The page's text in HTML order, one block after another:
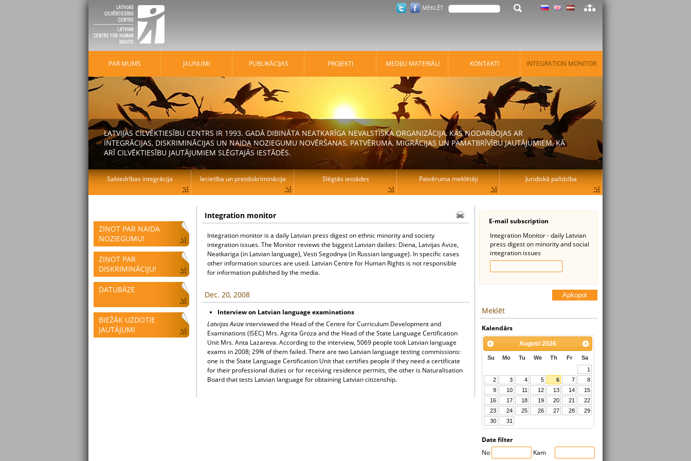
ZIŅOT PAR NAIDA
NOZIEGUMU!
ZIŅOT PAR
DISKRIMINĀCIJU!
DATUBĀZE
BIEŽĀK UZDOTIE
JAUTĀJUMI
Integration monitor
Integration monitor is a daily Latvian press digest on ethnic minority and society
integration issues. The Monitor reviews the biggest Latvian dailies: Diena, Latvijas Avize,
Neatkariga (in Latvian language), Vesti Segodnya (in Russian language). In specific cases
other information sources are used. Latvian Centre for Human Rights is not responsible
for information published by the media.
Dec. 20, 2008
Interview on Latvian language examinations
Latvijas Avize interviewed the Head of the Centre for Curriculum Development and
Examinations (ISEC) Mrs. Agrita Groza and the Head of the State Language Certification
Unit Mrs. Anta Lazareva. According to the interview, 5069 people took Latvian language
exams in 2008; 29% of them failed. There are two Latvian language testing commissions:
one is the State Language Certification Unit that certifies people if they need a certificate
for their professional duties or for receiving residence permits, the other is Naturalisation
Board that tests Latvian language for obtaining Latvian citizenship.
E-mail subscription
Integration Monitor - daily Latvian
press digest on minority and social
integration issues
Apkopot
Meklēt
Kalendārs
August 2026
Su Mo Tu We Th Fr
Sa
1
2
3 4 5 6 7
8
9
10 11 12 13 14
15
16
17 18 19 20 21
22
23
24 25 26 27 28
29
30
31
Date filter
No
Kam
MEKLĒT
PAR MUMS JAUNUMI PUBLIKĀCIJAS PROJEKTI MEDIJU MATERIĀLI KONTAKTI INTEGRATION MONITOR
LATVIJAS CILVĒKTIESĪBU CENTRS IR 1993. GADĀ DIBINĀTA NEATKARĪGA NEVALSTISKA ORGANIZĀCIJA, KAS NODARBOJAS AR
INTEGRĀCIJAS, DISKRIMINĀCIJAS UN NAIDA NOZIEGUMU NOVĒRŠANAS, PATVĒRUMA, MIGRĀCIJAS UN PAMATBRĪVĪBU JAUTĀJUMIEM, KĀ
ARĪ CILVĒKTIESĪBU JAUTĀJUMIEM SLĒGTAJĀS IESTĀDĒS.
Sabiedrības integrācija Iecietība un pretdiskriminācija Slēgtās iestādes Patvēruma meklētāji Juridiskā palīdzība